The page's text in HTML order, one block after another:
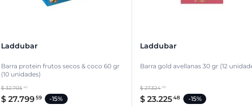
Laddubar
Barra protein frutos secos & coco 60 gr
(10 unidades)
$ 32.705 40
$ 27.79959 -15%
Laddubar
Barra gold avellanas 30 gr (12
$ 27.324 09
$ 23.22548 -15%